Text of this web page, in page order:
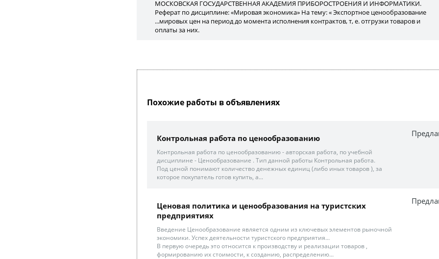
МОСКОВСКАЯ ГОСУДАРСТВЕННАЯ АКАДЕМИЯ ПРИБОРОСТРОЕНИЯ И ИНФОРМАТИКИ.
Реферат по дисциплине: «Мировая экономика» На тему: « Экспортное ценообразование
...мировых цен на период до момента исполнения контрактов, т, е. отгрузки товаров и
оплаты за них.
Похожие работы в объявлениях
Контрольная работа по ценообразованию
Контрольная работа по ценообразованию - авторская работа, по учебной
дисциплине - Ценообразование . Тип данной работы Контрольная работа.
Под ценой понимают количество денежных единиц (либо иных товаров ), за
которое покупатель готов купить, а...
Ценовая политика и ценообразования на туристских
предприятиях
Введение Ценообразование является одним из ключевых элементов рыночной
экономики. Успех деятельности туристского предприятия...
В первую очередь это относится к производству и реализации товаров ,
формированию их стоимости, к созданию, распределению...